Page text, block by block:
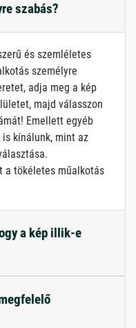
szabás?
és szemléletes
személyre
adja meg a kép
majd válasszon
Emellett egyéb
kínálunk, mint az
a tökéletes műalkotás
a kép illik-e